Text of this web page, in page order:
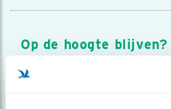
Op de hoogte blijven?
Meld je aan en ontvang
over vogels en activiteiten van